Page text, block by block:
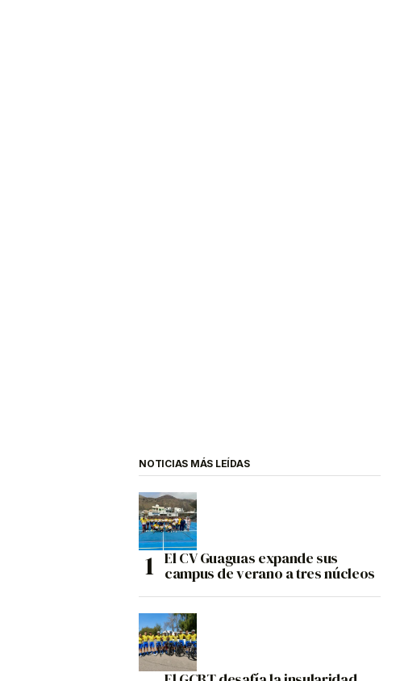
NOTICIAS MÁS LEÍDAS
El CV Guaguas expande sus
campus de verano a tres núcleos